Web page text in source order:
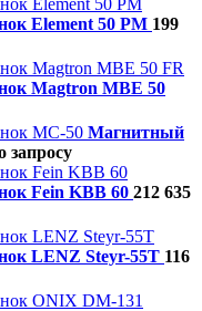
Element 50 PM 199
Magtron MBE 50
Магнитный
запросу
Fein KBB 60 212 635
LENZ Steyr-55T 116